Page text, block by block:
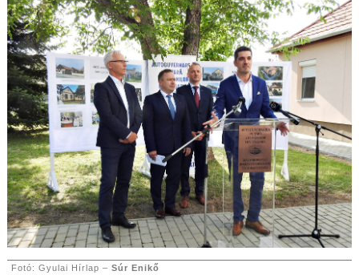
Fotó: Gyulai Hírlap – Súr Enikő